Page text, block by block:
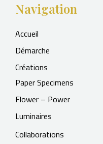
Navigation
Accueil
Démarche
Créations
Paper Specimens
Flower – Power
Luminaires
Collaborations